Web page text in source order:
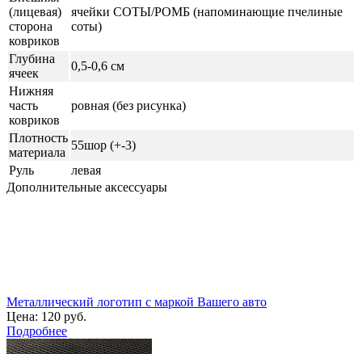
(лицевая)
сторона
ковриков
ячейки СОТЫ/РОМБ (напоминающие пчелиные
соты)
Глубина
ячеек
0,5-0,6 см
Нижняя
часть
ковриков
ровная (без рисунка)
Плотность
материала
55шор (+-3)
Руль
левая
Дополнительные аксессуары
Металлический логотип с маркой Вашего авто
Цена: 120 руб.
Подробнее